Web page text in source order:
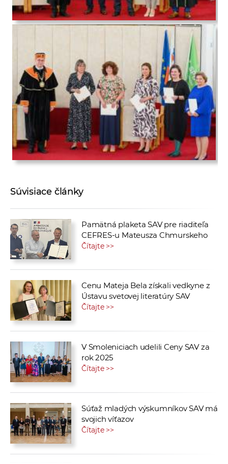
Súvisiace články
Pamätná plaketa SAV pre riaditeľa
CEFRES-u Mateusza Chmurskeho
Čítajte >>
Cenu Mateja Bela získali vedkyne z
Ústavu svetovej literatúry SAV
Čítajte >>
V Smoleniciach udelili Ceny SAV za
rok 2025
Čítajte >>
Súťaž mladých výskumníkov SAV má
svojich víťazov
Čítajte >>